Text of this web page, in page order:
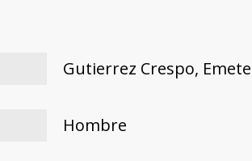
Gutierrez Crespo,
Hombre